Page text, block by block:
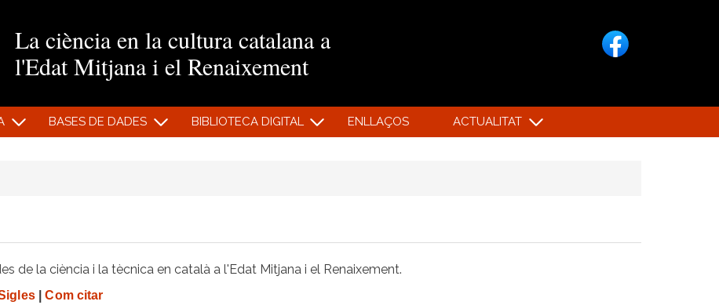
La ciència en la cultura catalana a
l'Edat Mitjana i el Renaixement
BASES DE DADES BIBLIOTECA DIGITAL ENLLAÇOS ACTUALITAT
de la ciència i la tècnica en català a l'Edat Mitjana i el Renaixement.
| Com citar